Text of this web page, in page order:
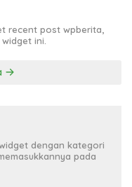
recent post wpberita,
ini.
dengan kategori
pada